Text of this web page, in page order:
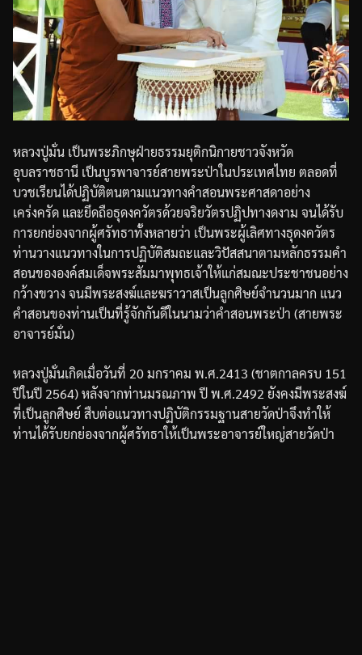
หลวงปู่มั่น เป็นพระภิกษุฝ่ายธรรมยุติกนิกายชาวจังหวัด
อุบลราชธานี เป็นบูรพาจารย์สายพระป่าในประเทศไทย ตลอดที่
บวชเรียนได้ปฏิบัติตนตามแนวทางคำสอนพระศาสดาอย่าง
เคร่งครัด และยึดถือธุดงควัตรด้วยจริยวัตรปฏิปทางดงาม จนได้รับ
การยกย่องจากผู้ศรัทธาทั้งหลายว่า เป็นพระผู้เลิศทางธุดงควัตร
ท่านวางแนวทางในการปฏิบัติสมถะและวิปัสสนาตามหลักธรรมคำ
สอนขององค์สมเด็จพระสัมมาพุทธเจ้าให้แก่สมณะประชาชนอย่าง
กว้างขวาง จนมีพระสงฆ์และฆราวาสเป็นลูกศิษย์จำนวนมาก แนว
คำสอนของท่านเป็นที่รู้จักกันดีในนามว่าคำสอนพระป่า (สายพระ
อาจารย์มั่น)
หลวงปู่มั่นเกิดเมื่อวันที่ 20มกราคม พ.ศ.2413 (ชาตกาลครบ 151
ปีในปี 2564)หลังจากท่านมรณภาพ ปีพ.ศ.2492 ยังคงมีพระสงฆ์
ที่เป็นลูกศิษย์ สืบต่อแนวทางปฏิบัติกรรมฐานสายวัดป่าจึงทำให้
ท่านได้รับยกย่องจากผู้ศรัทธาให้เป็นพระอาจารย์ใหญ่สายวัดป่า